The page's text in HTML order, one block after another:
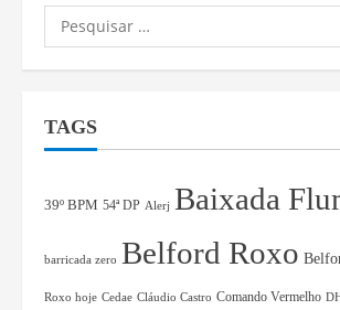
TAGS
39º BPM 54ª DP Alerj Baixada
barricada zero Belford Roxo
Roxo hoje Cedae Cláudio Castro Comando Vermelho